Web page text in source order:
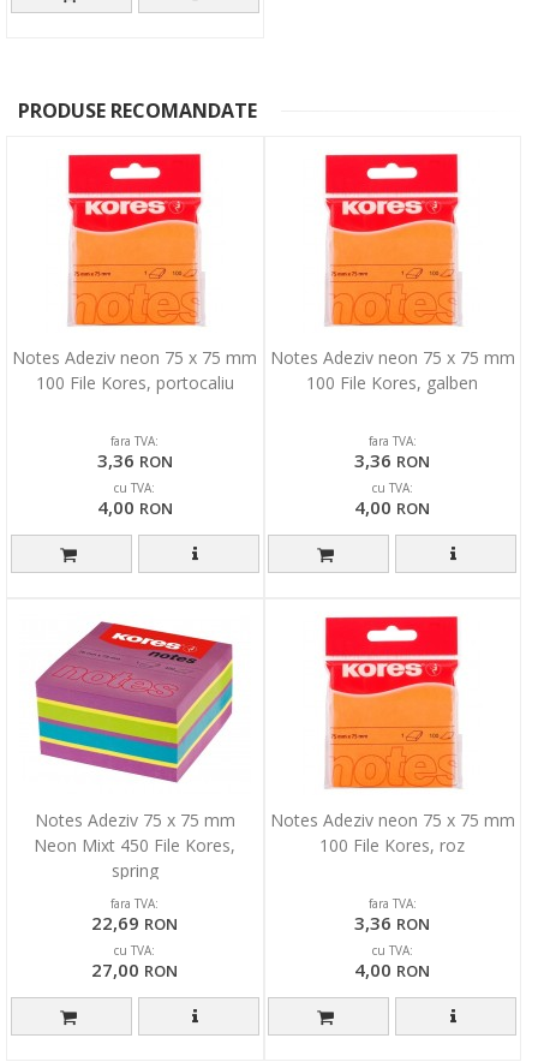
PRODUSE RECOMANDATE
Notes Adeziv neon 75 x 75 mm
100 File Kores, portocaliu
fara TVA:
3,36 RON
cu TVA:
4,00 RON
Notes Adeziv neon 75 x 75 mm
100 File Kores, galben
fara TVA:
3,36 RON
cu TVA:
4,00 RON
Notes Adeziv 75 x 75 mm
Neon Mixt 450 File Kores,
spring
fara TVA:
22,69 RON
cu TVA:
27,00 RON
Notes Adeziv neon 75 x 75 mm
100 File Kores, roz
fara TVA:
3,36 RON
cu TVA:
4,00 RON